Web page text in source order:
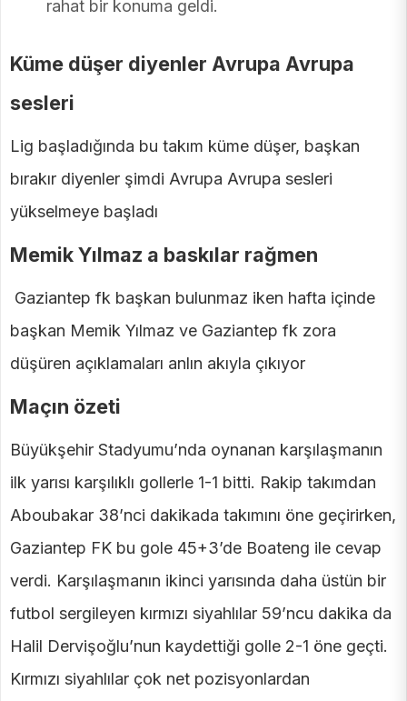
rahat bir konuma geldi.
Küme düşer diyenler Avrupa Avrupa
sesleri
Lig başladığında bu takım küme düşer, başkan
bırakır diyenler şimdi Avrupa Avrupa sesleri
yükselmeye başladı
Memik Yılmaz a baskılar rağmen
Gaziantep fk başkan bulunmaz iken hafta içinde
başkan Memik Yılmaz ve Gaziantep fk zora
düşüren açıklamaları anlın akıyla çıkıyor
Maçın özeti
Büyükşehir Stadyumu’nda oynanan karşılaşmanın
ilk yarısı karşılıklı gollerle 1-1 bitti. Rakip takımdan
Aboubakar 38’nci dakikada takımını öne geçirirken,
Gaziantep FK bu gole 45+3’de Boateng ile cevap
verdi. Karşılaşmanın ikinci yarısında daha üstün bir
futbol sergileyen kırmızı siyahlılar 59’ncu dakika da
Halil Dervişoğlu’nun kaydettiği golle 2-1 öne geçti.
Kırmızı siyahlılar çok net pozisyonlardan